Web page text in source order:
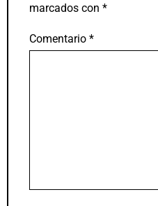
marcados con *
Comentario *